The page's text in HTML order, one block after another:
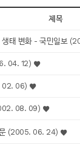
제목
태 변화 - 국민일보
04. 12)
02. 06)
08. 09)
문 (2005. 06. 24)